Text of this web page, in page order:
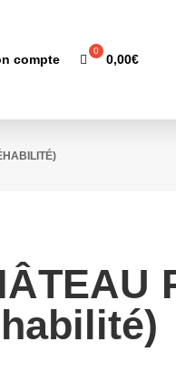
compte 0,00€